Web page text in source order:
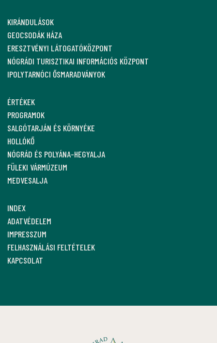
KIRÁNDULÁSOK
GEOCSODÁK HÁZA
ERESZTVÉNYI LÁTOGATÓKÖZPONT
NÓGRÁDI TURISZTIKAI INFORMÁCIÓS KÖZPONT
IPOLYTARNÓCI ŐSMARADVÁNYOK
ÉRTÉKEK
PROGRAMOK
SALGÓTARJÁN ÉS KÖRNYÉKE
HOLLÓKŐ
NÓGRÁD ÉS POLYÁNA-HEGYALJA
FÜLEKI VÁRMÚZEUM
MEDVESALJA
INDEX
ADATVÉDELEM
IMPRESSZUM
FELHASZNÁLÁSI FELTÉTELEK
KAPCSOLAT